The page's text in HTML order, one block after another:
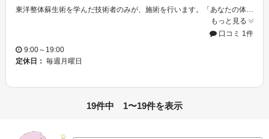
東洋整体蘇生術を学んだ技術者のみが、施術を行います。「あなたの体を良くしたい」「ガマンしないでほしい」「健康でいてほしい」その想いを胸に、整体師が心を込めて施術します。毎日の心と体の癒しのため、一度、ご来店されてはいかがでしょうか。
もっと見る
口コミ 1件
9:00～19:00
定休日： 毎週月曜日
19件中 1〜19件を表示